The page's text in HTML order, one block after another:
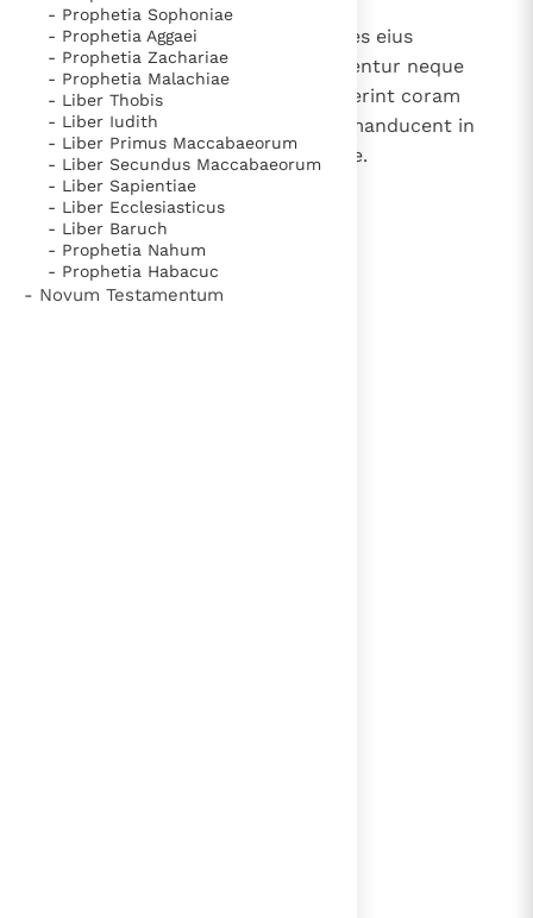
- Prophetia Sophoniae
- Prophetia Aggaei
- Prophetia Zachariae
- Prophetia Malachiae
- Liber Thobis
- Liber Iudith
- Liber Primus Maccabaeorum
- Liber Secundus Maccabaeorum
- Liber Sapientiae
- Liber Ecclesiasticus
- Liber Baruch
- Prophetia Nahum
- Prophetia Habacuc
- Novum Testamentum
Et erunt negotiatio eius et merces eius
sanctificatae Domino; non condentur neque
reponentur, quia his, qui habitaverint coram
Domino, erit negotiatio eius, ut manducent in
saturitate et vestiantur splendide.